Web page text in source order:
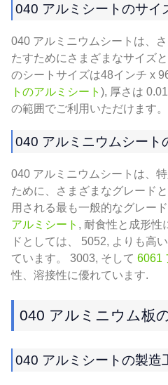
040 アルミシートのサイ
040 アルミニウムシートは、
たすためにさまざまなサイズ
のシートサイズは48インチ x
トのアルミシート ), 厚さは
の範囲でご利用いただけます
040 アルミニウムシート
040 アルミニウムシートは、
ために、さまざまなグレード
用される最も一般的なグレー
アルミシート , 耐食性と成形性
ドとしては、 5052, よりも高
ています。 3003, そして 6061
性、溶接性に優れています.
040 アルミニウム板
040 アルミシートの製造